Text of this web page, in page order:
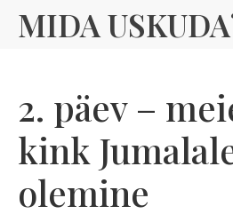
MIDA
2. päev –
kink
olemine